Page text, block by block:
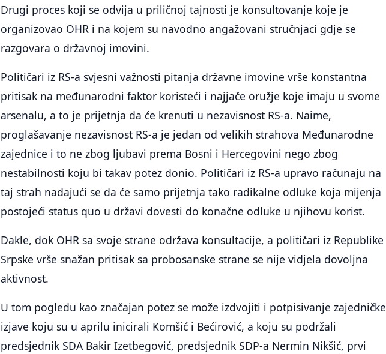
Drugi proces koji se odvija u priličnoj tajnosti je konsultovanje koje je
organizovao OHR i na kojem su navodno angažovani stručnjaci gdje se
razgovara o državnoj imovini.
Političari iz RS-a svjesni važnosti pitanja državne imovine vrše konstantna
pritisak na međunarodni faktor koristeći i najjače oružje koje imaju u svome
arsenalu, a to je prijetnja da će krenuti u nezavisnost RS-a. Naime,
proglašavanje nezavisnost RS-a je jedan od velikih strahova Međunarodne
zajednice i to ne zbog ljubavi prema Bosni i Hercegovini nego zbog
nestabilnosti koju bi takav potez donio. Političari iz RS-a upravo računaju na
taj strah nadajući se da će samo prijetnja tako radikalne odluke koja mijenja
postojeći status quo u državi dovesti do konačne odluke u njihovu korist.
Dakle, dok OHR sa svoje strane održava konsultacije, a političari iz Republike
Srpske vrše snažan pritisak sa probosanske strane se nije vidjela dovoljna
aktivnost.
U tom pogledu kao značajan potez se može izdvojiti i potpisivanje zajedničke
izjave koju su u aprilu inicirali Komšić i Bećirović, a koju su podržali
predsjednik SDA Bakir Izetbegović, predsjednik SDP-a Nermin Nikšić, prvi